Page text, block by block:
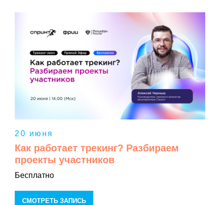
20 июня
Как работает трекинг? Разбираем
проекты участников
Бесплатно
СМОТРЕТЬ ЗАПИСЬ